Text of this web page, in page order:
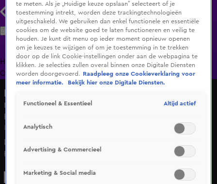
Zoeken
HomeUitzending Gemist Programma's De Bondgenoten
OranjezomerLivestreamsShop
Nieuwe Feyenoord-trainer? 'Robin van Persie is niet
houdbaar'
Do 26 mrt, 15:00
De mogelijke opvolging van Robin van Persie bij
Feyenoord wordt uitgebreid besproken. Verschillende
gezien als geschikte kandidaat. Over sommige opties is de
te meten. Als je „Huidige keuze opslaan” selecteert of je
toestemming intrekt, worden deze trackingtechnologieën
uitgeschakeld. We gebruiken dan enkel functionele en essentiële
cookies om de website goed te laten functioneren en veilig te
houden. Je kunt dit menu op ieder moment opnieuw openen
om je keuzes te wijzigen of om je toestemming in te trekken
door op de link Cookie-instellingen onder aan de webpagina te
klikken. Je selecties zullen overal binnen onze Digitale Diensten
worden doorgevoerd.
Raadpleeg onze Cookieverklaring voor
meer informatie.
Bekijk hier onze Digitale Diensten.
Functioneel & Essentieel Altijd actief
Analytisch
Advertising & Commercieel
Marketing & Social media